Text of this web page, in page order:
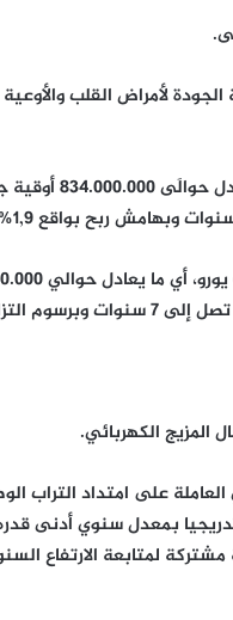
لأمراض القلب والأوعية
ويبلغ القرض الأول
الكهربائي.
على امتداد التراب
متابعة مشتركة لمتابعة